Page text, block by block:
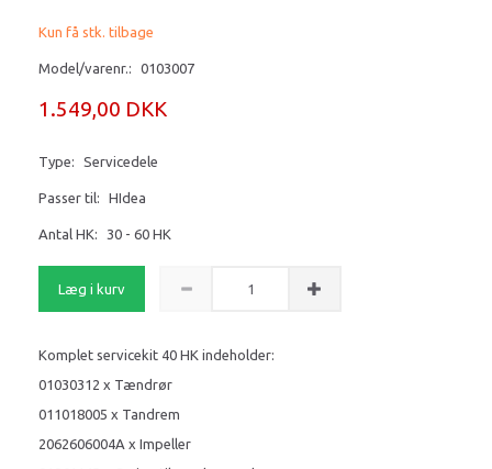
Kun få stk. tilbage
Model/varenr.: 0103007
1.549,00 DKK
Type: Servicedele
Passer til: HIdea
Antal HK: 30 - 60 HK
Læg i kurv
Komplet servicekit 40 HK indeholder:
01030312 x Tændrør
011018005 x Tandrem
2062606004A x Impeller